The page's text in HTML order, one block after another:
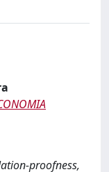
proofness,